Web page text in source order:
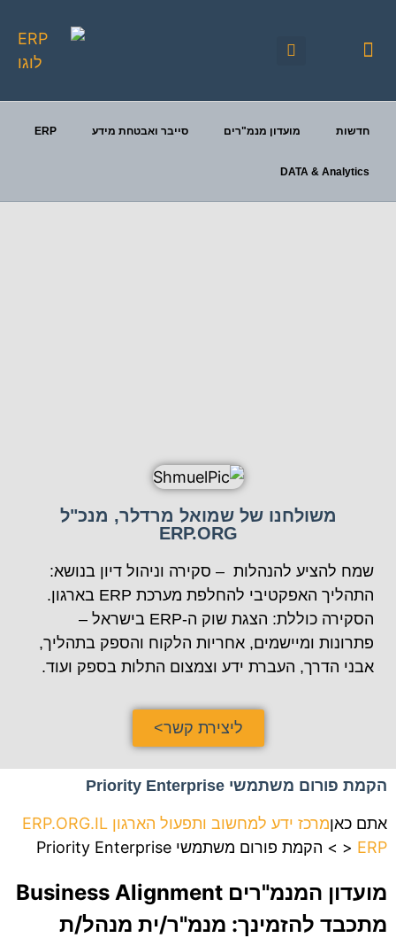
חדשות מועדון מנמ"רים סייבר ואבטחת מידע ERP
DATA & Analytics
משולחנו של שמואל מרדלר, מנכ"ל
ERP.ORG
שמח להציע להנהלות – סקירה וניהול דיון בנושא:
התהליך האפקטיבי להחלפת מערכת ERP בארגון.
הסקירה כוללת: הצגת שוק ה-ERP בישראל –
פתרונות ומיישמים, אחריות הלקוח והספק בתהליך,
אבני הדרך, העברת ידע וצמצום התלות בספק ועוד.
ליצירת קשר>
הקמת פורום משתמשי Priority Enterprise
אתם כאןמרכז ידע למחשוב ותפעול הארגון ERP.ORG.IL
> ERP
> הקמת פורום משתמשי Priority Enterprise
מועדון המנמ"רים Business Alignment
מתכבד להזמינך: מנמ"ר/ית מנהל/ת